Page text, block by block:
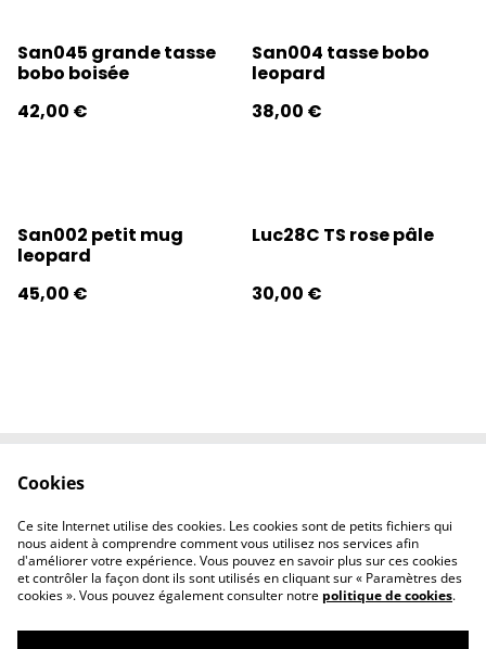
San045 grande tasse
bobo boisée
42,00 €
San004 tasse bobo
leopard
38,00 €
San002 petit mug
leopard
45,00 €
Luc28C TS rose pâle
30,00 €
Contactez-nous
Politique de
confidentialité
Politique de
cookies
Cookies
Ce site Internet utilise des cookies. Les cookies sont de petits fichiers qui
nous aident à comprendre comment vous utilisez nos services afin
d'améliorer votre expérience. Vous pouvez en savoir plus sur ces cookies
et contrôler la façon dont ils sont utilisés en cliquant sur « Paramètres des
cookies ». Vous pouvez également consulter notre politique de cookies.